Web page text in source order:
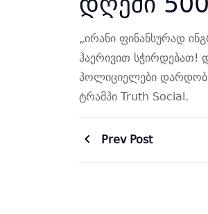
„ირანი ფინანსურად
ჰაერივით სჭირდებათ!
პოლიციელები
ტრამპი Truth Social.
Prev Post